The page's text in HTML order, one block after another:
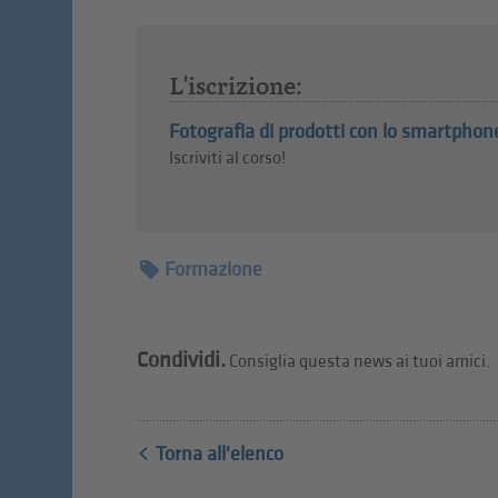
L'iscrizione:
Fotografia di prodotti con lo
Iscriviti al corso!
Formazione
Condividi. Consiglia questa news ai tuoi amici.
Torna all'elenco